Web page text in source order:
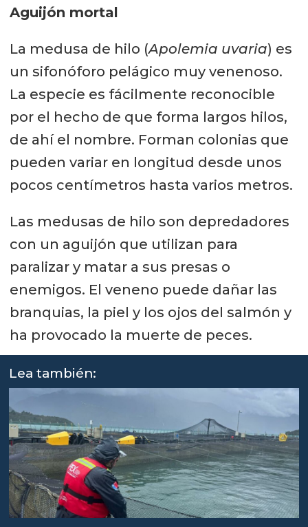
Aguijón mortal
La medusa de hilo (Apolemia uvaria) es
un sifonóforo pelágico muy venenoso.
La especie es fácilmente reconocible
por el hecho de que forma largos hilos,
de ahí el nombre. Forman colonias que
pueden variar en longitud desde unos
pocos centímetros hasta varios metros.
Las medusas de hilo son depredadores
con un aguijón que utilizan para
paralizar y matar a sus presas o
enemigos. El veneno puede dañar las
branquias, la piel y los ojos del salmón y
ha provocado la muerte de peces.
Lea también: